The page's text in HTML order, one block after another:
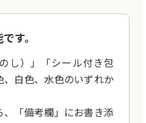
す。
し）」「シール付き包
白色、水色のいずれか
、「備考欄」にお書き添